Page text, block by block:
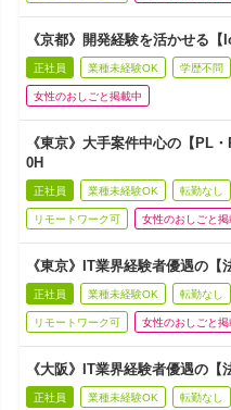
《京都》開発経験を活かせる
正社員 業種未経験OK 学歴不問
女性のおしごと掲載中
《東京》大手案件中心の【PL
0H
正社員 業種未経験OK 転勤なし
リモートワーク可 女性のおしごと掲
《東京》IT業界経験者優遇の
正社員 業種未経験OK 転勤なし
リモートワーク可 女性のおしごと掲
《大阪》IT業界経験者優遇の
正社員 業種未経験OK 転勤なし